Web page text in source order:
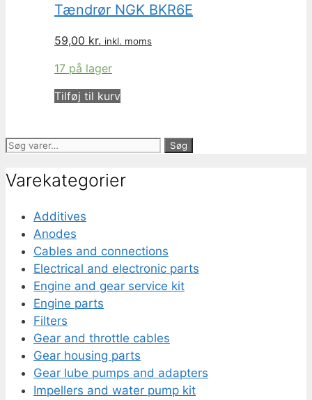
Tændrør NGK BKR6E
59,00 kr. inkl. moms
17 på lager
Tilføj til kurv
Søg
Søg
Varekategorier
Additives
Anodes
Cables and connections
Electrical and electronic parts
Engine and gear service kit
Engine parts
Filters
Gear and throttle cables
Gear housing parts
Gear lube pumps and adapters
Impellers and water pump kit